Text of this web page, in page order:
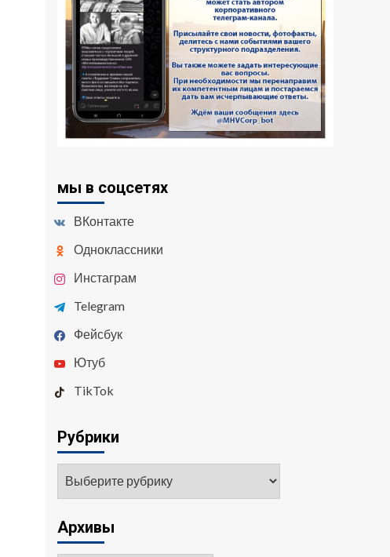
мы в соцсетях
ВКонтакте
Одноклассники
Инстаграм
Telegram
Фейсбук
Ютуб
TikTok
Рубрики
Архивы